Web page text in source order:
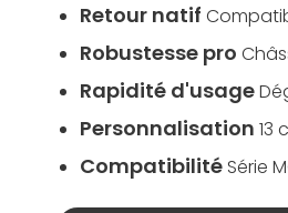
Retour natif
Robustesse pro
Rapidité d'usage
Personnalisation 13
Compatibilité Série